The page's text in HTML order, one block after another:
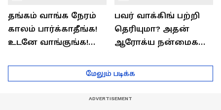
தங்கம் வாங்க நேரம்
காலம் பார்க்காதீங்க!
உடனே வாங்குங்க!
ஆலோசகர் நாகப்பன்
சொன்ன அட்வைஸ்!
பவர் வாக்கிங் பற்றி
தெரியுமா? அதன்
ஆரோக்ய நன்மைகள்
of Power Walking
மேலும் படிக்க